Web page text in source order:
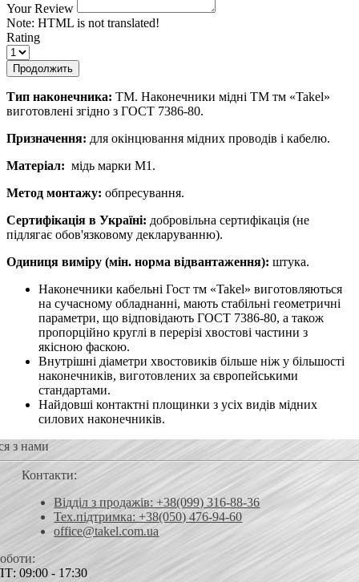
Your Review
Note: HTML is not translated!
Rating
Продолжить
Тип наконечника: ТМ. Наконечники мідні ТМ тм «Takel»
виготовлені згідно з ГОСТ 7386-80.
Призначення: для окінцювання мідних проводів і кабелю.
Матеріал: мідь марки М1.
Метод монтажу: обпресування.
Сертифікація в Україні: добровільна сертифікація (не
підлягає обов'язковому декларуванню).
Одиниця виміру (мін. норма відвантаження): штука.
Наконечники кабельні Гост тм «Takel» виготовляються
на сучасному обладнанні, мають стабільні геометричні
параметри, що відповідають ГОСТ 7386-80, а також
пропорційно круглі в перерізі хвостові частини з
якісною фаскою.
Внутрішні діаметри хвостовиків більше ніж у більшості
наконечників, виготовлених за європейськими
стандартами.
Найдовші контактні площинки з усіх видів мідних
силових наконечників.
з нами
Контакти:
Відділ з продажів: +38(099) 316-88-36
Тех.підтримка: +38(050) 476-94-60
office@takel.com.ua
09:00 - 17:30